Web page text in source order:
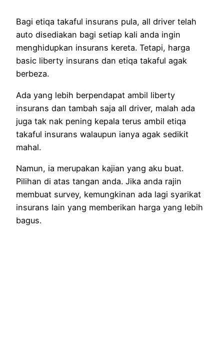
Bagi etiqa takaful insurans pula, all driver telah
auto disediakan bagi setiap kali anda ingin
menghidupkan insurans kereta. Tetapi, harga
basic liberty insurans dan etiqa takaful agak
berbeza.
Ada yang lebih berpendapat ambil liberty
insurans dan tambah saja all driver, malah ada
juga tak nak pening kepala terus ambil etiqa
takaful insurans walaupun ianya agak sedikit
mahal.
Namun, ia merupakan kajian yang aku buat.
Pilihan di atas tangan anda. Jika anda rajin
membuat survey, kemungkinan ada lagi syarikat
insurans lain yang memberikan harga yang lebih
bagus.